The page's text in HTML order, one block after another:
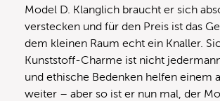
Model D. Klanglich braucht er sich
verstecken und für den Preis ist das
dem kleinen Raum echt ein Knaller.
Kunststoff-Charme ist nicht
und ethische Bedenken helfen einem
weiter – aber so ist er nun mal, der